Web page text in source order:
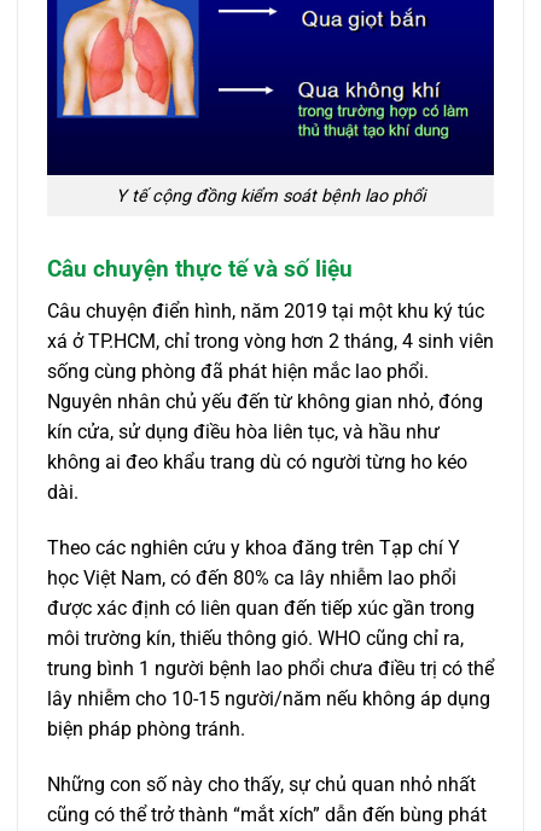
Y tế cộng đồng kiểm soát bệnh lao phổi
Câu chuyện thực tế và số liệu
Câu chuyện điển hình, năm 2019 tại một khu ký túc
xá ở TP.HCM, chỉ trong vòng hơn 2 tháng, 4 sinh viên
sống cùng phòng đã phát hiện mắc lao phổi.
Nguyên nhân chủ yếu đến từ không gian nhỏ, đóng
kín cửa, sử dụng điều hòa liên tục, và hầu như
không ai đeo khẩu trang dù có người từng ho kéo
dài.
Theo các nghiên cứu y khoa đăng trên Tạp chí Y
học Việt Nam, có đến 80% ca lây nhiễm lao phổi
được xác định có liên quan đến tiếp xúc gần trong
môi trường kín, thiếu thông gió. WHO cũng chỉ ra,
trung bình 1 người bệnh lao phổi chưa điều trị có thể
lây nhiễm cho 10-15 người/năm nếu không áp dụng
biện pháp phòng tránh.
Những con số này cho thấy, sự chủ quan nhỏ nhất
cũng có thể trở thành “mắt xích” dẫn đến bùng phát